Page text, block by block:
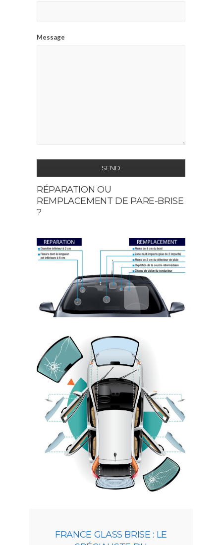
Message
SEND
This
field
should
left
blank
RÉPARATION OU
REMPLACEMENT DE PARE-BRISE
?
FRANCE GLASS BRISE : LE